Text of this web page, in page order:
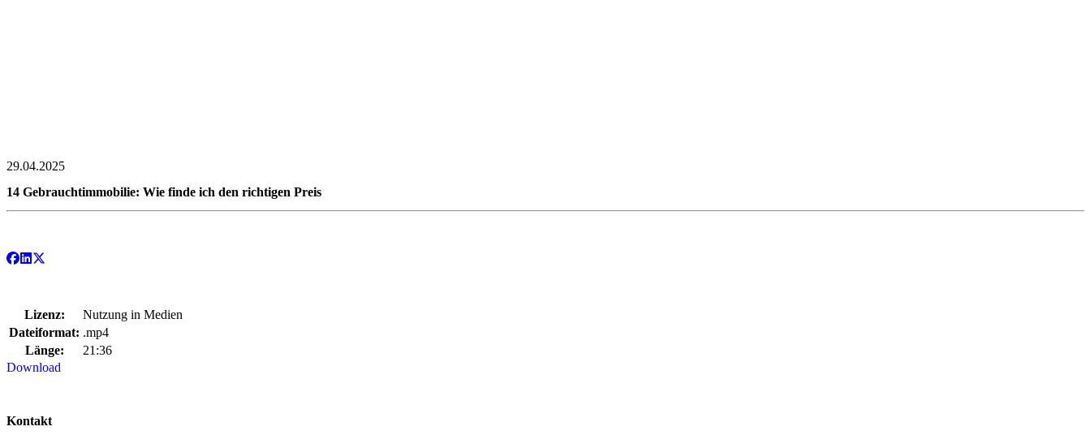
29.04.2025
14 Gebrauchtimmobilie: Wie finde ich den richtigen Preis
Lizenz:
Nutzung in Medien
Dateiformat: .mp4
Länge:
21:36
Download
Kontakt